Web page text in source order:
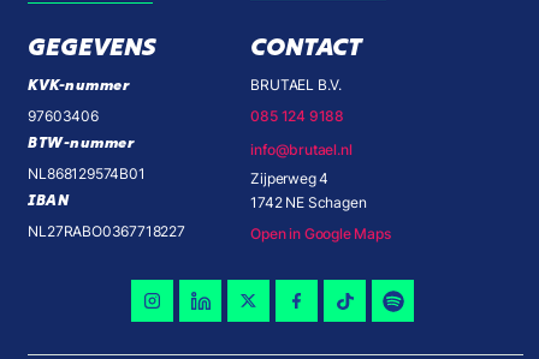
GEGEVENS
KVK-nummer
97603406
BTW-nummer
NL868129574B01
IBAN
NL27RABO0367718227
CONTACT
BRUTAEL B.V.
085 124 9188
info@brutael.nl
Zijperweg 4
1742 NE Schagen
Open in Google Maps